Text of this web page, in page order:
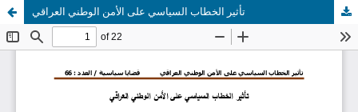
تأثير الخطاب السياسي على الأمن الوطني العراقي